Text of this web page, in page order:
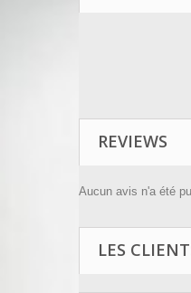
REVIEWS
Aucun avis n'a été
LES